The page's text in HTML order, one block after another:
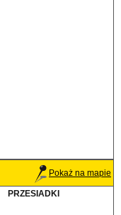
Pokaż na mapie
PRZESIADKI